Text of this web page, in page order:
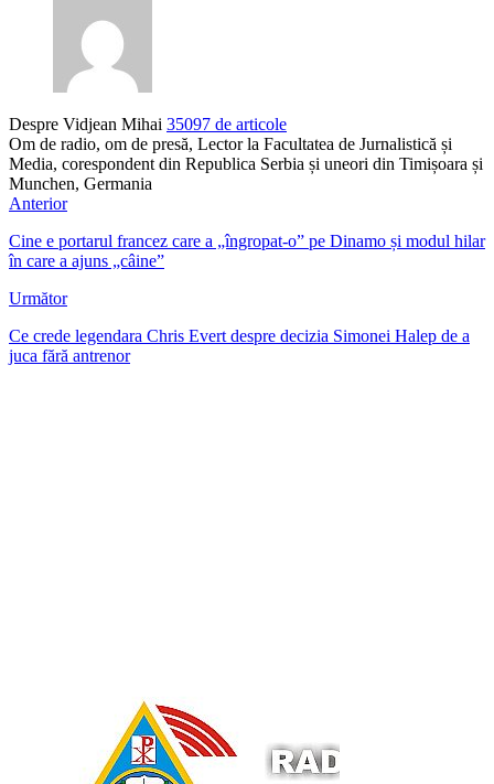
Despre Vidjean Mihai 35097 de articole
Om de radio, om de presă, Lector la Facultatea de Jurnalistică și
Media, corespondent din Republica Serbia și uneori din Timișoara și
Munchen, Germania
Anterior
Cine e portarul francez care a „îngropat-o” pe Dinamo și modul hilar
în care a ajuns „câine”
Următor
Ce crede legendara Chris Evert despre decizia Simonei Halep de a
juca fără antrenor